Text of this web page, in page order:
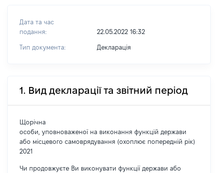
Дата та час
подання:
22.05.2022 16:32
Тип документа: Декларація
1. Вид декларації та звітний період
Щорічна
особи, уповноваженої на виконання функцій держави
або місцевого самоврядування (охоплює попередній рік)
2021
Чи продовжуєте Ви виконувати функції держави або